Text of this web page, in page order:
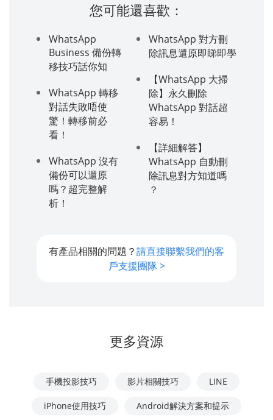
您可能還喜歡：
WhatsApp
Business 備份轉
移技巧話你知
WhatsApp 轉移
對話失敗唔使
驚！轉移前必
看！
WhatsApp 沒有
備份可以還原
嗎？超完整解
析！
WhatsApp 對方刪
除訊息還原即睇即學
【WhatsApp 大掃
除】永久刪除
WhatsApp 對話超
容易！
【詳細解答】
WhatsApp 自動刪
除訊息對方知道嗎
？
有產品相關的問題？請直接聯繫我們的客
戶支援團隊 >
更多資源
手機投影技巧 影片相關技巧 LINE
iPhone使用技巧 Android解決方案和提示